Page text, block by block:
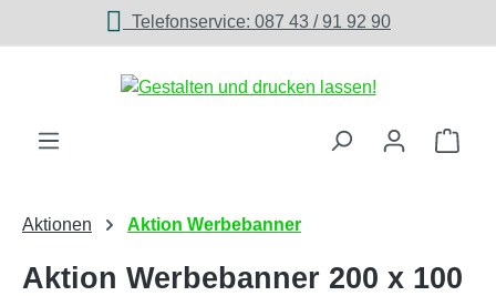
Zum Hauptinhalt springenTelefonservice: 087 43 / 91 92 90
Aktionen Aktion Werbebanner
Aktion Werbebanner 200 x 100